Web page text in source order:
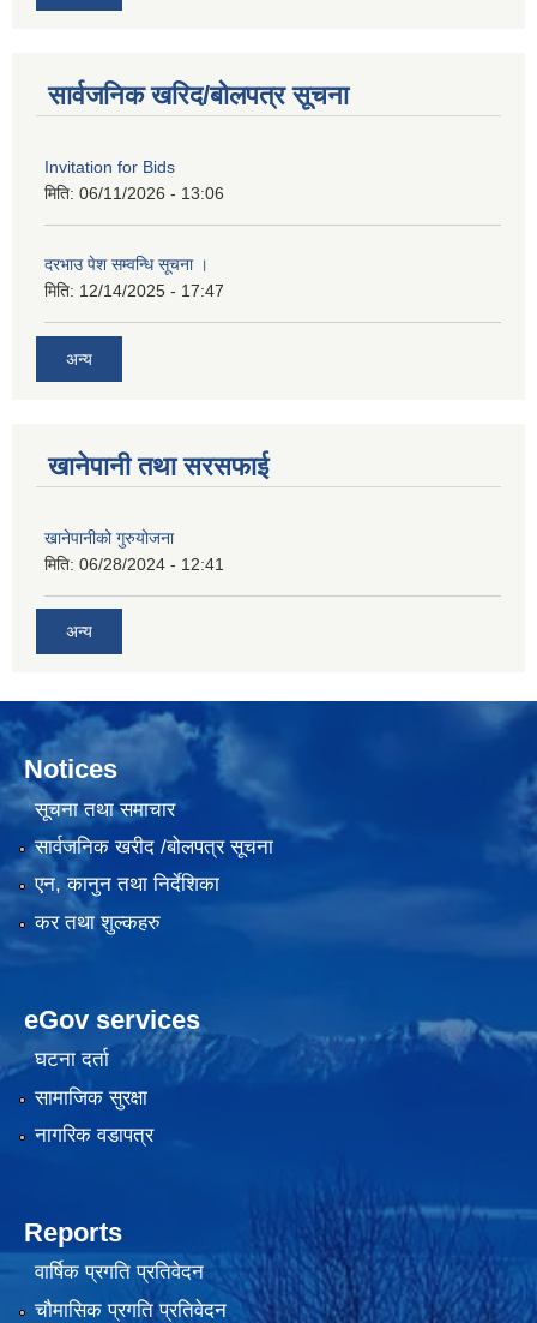
सार्वजनिक खरिद/बोलपत्र सूचना
Invitation for Bids
मिति: 06/11/2026 - 13:06
दरभाउ पेश सम्वन्धि सूचना ।
मिति: 12/14/2025 - 17:47
अन्य
खानेपानी तथा सरसफाई
खानेपानीको गुरुयोजना
मिति: 06/28/2024 - 12:41
अन्य
Notices
सूचना तथा समाचार
सार्वजनिक खरीद /बोलपत्र सूचना
एन, कानुन तथा निर्देशिका
कर तथा शुल्कहरु
eGov services
घटना दर्ता
सामाजिक सुरक्षा
नागरिक वडापत्र
Reports
वार्षिक प्रगति प्रतिवेदन
चौमासिक प्रगति प्रतिवेदन